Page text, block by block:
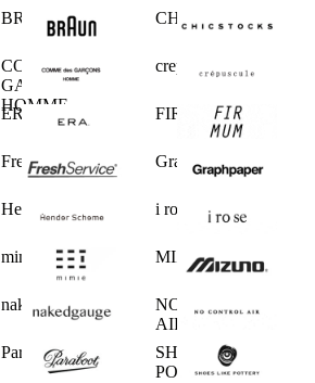
BRAUN CHICSTOCKS
COMME des
GARCONS
HOMME
crepuscule
ERA. FIRMUM
FreshService Graphpaper
Hender Scheme i ro se
mimie MIZUNO
nakedgauge
NO CONTROL
AIR
Paraboot
SHOES LIKE
POTTERY